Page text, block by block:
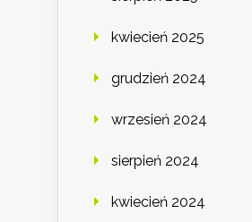
kwiecień 2025
grudzień 2024
wrzesień 2024
sierpień 2024
kwiecień 2024